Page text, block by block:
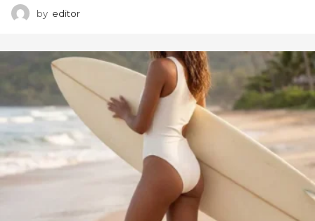
by editor